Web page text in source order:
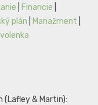
Financie
plán Manažment
(Lafley & Martin):